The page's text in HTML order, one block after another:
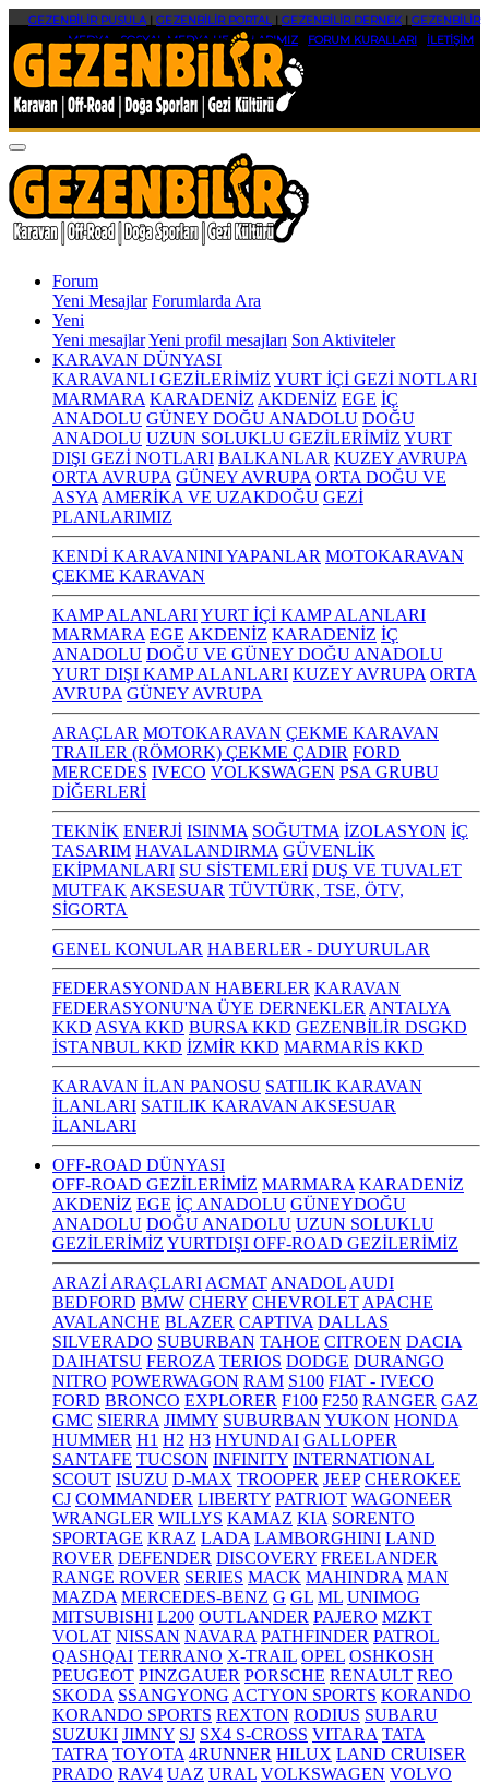
GEZENBİLİR PUSULA| GEZENBİLİR PORTAL| GEZENBİLİR DERNEK| GEZENBİLİR
MEDYA|SOSYAL MEDYA HESAPLARIMIZ FORUM KURALLARI İLETİŞİM
Forum
Yeni Mesajlar Forumlarda Ara
Yeni
Yeni mesajlarYeni profil mesajları Son Aktiviteler
KARAVAN DÜNYASI
KARAVANLI GEZİLERİMİZ YURT İÇİ GEZİ NOTLARI
MARMARA KARADENİZ AKDENİZ EGE İÇ
ANADOLU GÜNEY DOĞU ANADOLU DOĞU
ANADOLU UZUN SOLUKLU GEZİLERİMİZ YURT
DIŞI GEZİ NOTLARI BALKANLAR KUZEY AVRUPA
ORTA AVRUPA GÜNEY AVRUPA ORTA DOĞU VE
ASYA AMERİKA VE UZAKDOĞU GEZİ
PLANLARIMIZ
KENDİ KARAVANINI YAPANLAR MOTOKARAVAN
ÇEKME KARAVAN
KAMP ALANLARIYURT İÇİ KAMP ALANLARI
MARMARA EGE AKDENİZ KARADENİZ İÇ
ANADOLU DOĞU VE GÜNEY DOĞU ANADOLU
YURT DIŞI KAMP ALANLARI KUZEY AVRUPA ORTA
AVRUPA GÜNEY AVRUPA
ARAÇLAR MOTOKARAVAN ÇEKME KARAVAN
TRAILER (RÖMORK) ÇEKME ÇADIR FORD
MERCEDES IVECO VOLKSWAGEN PSA GRUBU
DİĞERLERİ
TEKNİK ENERJİ ISINMA SOĞUTMA İZOLASYON İÇ
TASARIM HAVALANDIRMA GÜVENLİK
EKİPMANLARI SU SİSTEMLERİ DUŞ VE TUVALET
MUTFAK AKSESUAR TÜVTÜRK, TSE, ÖTV,
SİGORTA
GENEL KONULAR HABERLER - DUYURULAR
FEDERASYONDAN HABERLER KARAVAN
FEDERASYONU'NA ÜYE DERNEKLER ANTALYA
KKD ASYA KKD BURSA KKD GEZENBİLİR DSGKD
İSTANBUL KKD İZMİR KKD MARMARİS KKD
KARAVAN İLAN PANOSU SATILIK KARAVAN
İLANLARI SATILIK KARAVAN AKSESUAR
İLANLARI
OFF-ROAD DÜNYASI
OFF-ROAD GEZİLERİMİZ MARMARA KARADENİZ
AKDENİZ EGE İÇ ANADOLU GÜNEYDOĞU
ANADOLU DOĞU ANADOLU UZUN SOLUKLU
GEZİLERİMİZ YURTDIŞI OFF-ROAD GEZİLERİMİZ
ARAZİ ARAÇLARI ACMAT ANADOL AUDI
BEDFORD BMW CHERY CHEVROLET APACHE
AVALANCHE BLAZER CAPTIVA DALLAS
SILVERADO SUBURBAN TAHOE CITROEN DACIA
DAIHATSU FEROZA TERIOS DODGE DURANGO
NITRO POWERWAGON RAM S100 FIAT - IVECO
FORD BRONCO EXPLORER F100 F250 RANGER GAZ
GMC SIERRA JIMMY SUBURBAN YUKON HONDA
HUMMER H1 H2 H3 HYUNDAI GALLOPER
SANTAFE TUCSON INFINITY INTERNATIONAL
SCOUT ISUZU D-MAX TROOPER JEEP CHEROKEE
CJ COMMANDER LIBERTY PATRIOT WAGONEER
WRANGLER WILLYS KAMAZ KIA SORENTO
SPORTAGE KRAZ LADA LAMBORGHINI LAND
ROVER DEFENDER DISCOVERY FREELANDER
RANGE ROVER SERIES MACK MAHINDRA MAN
MAZDA MERCEDES-BENZ G GL ML UNIMOG
MITSUBISHI L200 OUTLANDER PAJERO MZKT
VOLAT NISSAN NAVARA PATHFINDER PATROL
QASHQAI TERRANO X-TRAIL OPEL OSHKOSH
PEUGEOT PINZGAUER PORSCHE RENAULT REO
SKODA SSANGYONG ACTYON SPORTS KORANDO
KORANDO SPORTS REXTON RODIUS SUBARU
SUZUKI JIMNY SJ SX4 S-CROSS VITARA TATA
TATRA TOYOTA 4RUNNER HILUX LAND CRUISER
PRADO RAV4 UAZ URAL VOLKSWAGEN VOLVO